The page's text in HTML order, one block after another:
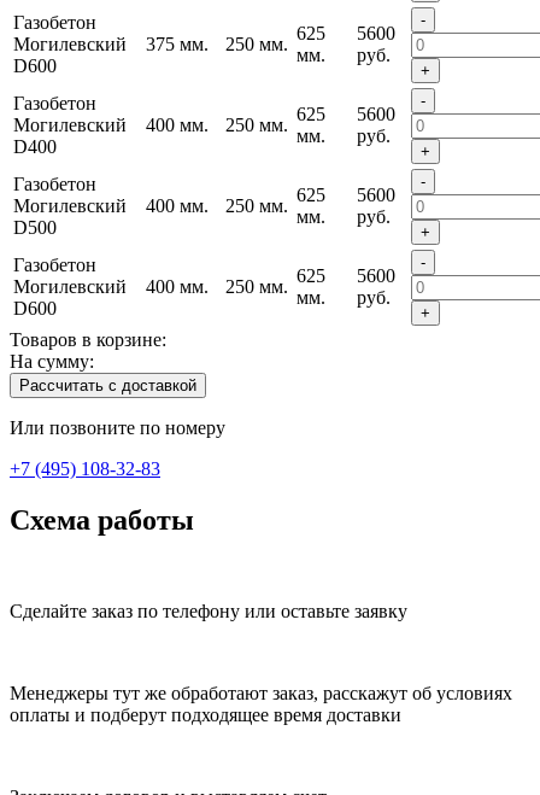
Газобетон
Могилевский
D600
375 мм. 250 мм.
625
мм.
5600
руб.
-
+
Газобетон
Могилевский
D400
400 мм. 250 мм.
625
мм.
5600
руб.
-
+
Газобетон
Могилевский
D500
400 мм. 250 мм.
625
мм.
5600
руб.
-
+
Газобетон
Могилевский
D600
400 мм. 250 мм.
625
мм.
5600
руб.
-
+
Товаров в корзине:
На сумму:
Рассчитать с доставкой
Или позвоните по номеру
+7 (495) 108-32-83
Схема работы
Сделайте заказ по телефону или оставьте заявку
Менеджеры тут же обработают заказ, расскажут об условиях
оплаты и подберут подходящее время доставки